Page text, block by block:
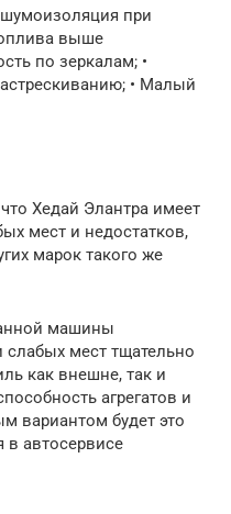
шумоизоляция при
выше
по зеркалам; •
• Малый
Хедай Элантра имеет
мест и недостатков,
марок такого же
машины
мест тщательно
как внешне, так и
агрегатов и
вариантом будет это
в автосервисе